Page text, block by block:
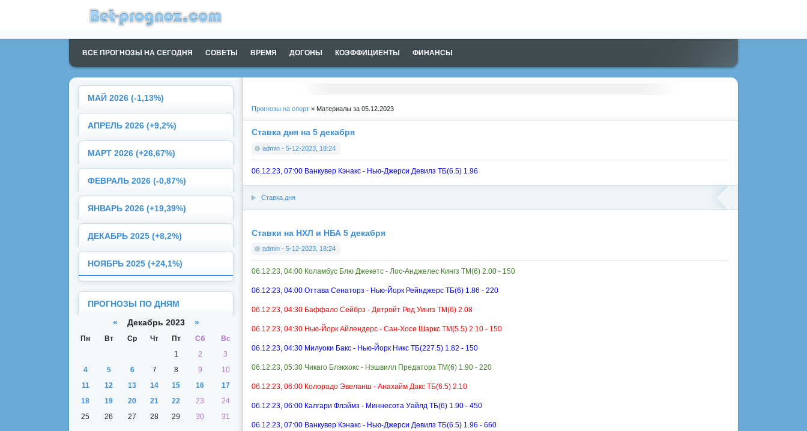
ВСЕ ПРОГНОЗЫ НА СЕГОДНЯ СОВЕТЫ ВРЕМЯ ДОГОНЫ КОЭФФИЦИЕНТЫ ФИНАНСЫ
Прогнозы на спорт » Материалы за 05.12.2023
Ставка дня на 5 декабря
admin - 5-12-2023, 18:24
06.12.23, 07:00 Ванкувер Кэнакс - Нью-Джерси Девилз ТБ(6.5) 1.96
Ставка дня
Ставки на НХЛ и НБА 5 декабря
admin - 5-12-2023, 18:24
06.12.23, 04:00 Коламбус Блю Джекетс - Лос-Анджелес Кингз ТМ(6) 2.00 - 150
06.12.23, 04:00 Оттава Сенаторз - Нью-Йорк Рейнджерс ТБ(6) 1.86 - 220
06.12.23, 04:30 Баффало Сейбрз - Детройт Ред Уингз ТМ(6) 2.08
06.12.23, 04:30 Нью-Йорк Айлендерс - Сан-Хосе Шаркс ТМ(5.5) 2.10 - 150
06.12.23, 04:30 Милуоки Бакс - Нью-Йорк Никс ТБ(227.5) 1.82 - 150
06.12.23, 05:30 Чикаго Блэкхокс - Нэшвилл Предаторз ТМ(6) 1.90 - 220
06.12.23, 06:00 Колорадо Эвеланш - Анахайм Дакс ТБ(6.5) 2.10
06.12.23, 06:00 Калгари Флэймз - Миннесота Уайлд ТБ(6) 1.90 - 450
06.12.23, 07:00 Ванкувер Кэнакс - Нью-Джерси Девилз ТБ(6.5) 1.96 - 660
МАЙ 2026 (-1,13%)
АПРЕЛЬ 2026 (+9,2%)
МАРТ 2026 (+26,67%)
ФЕВРАЛЬ 2026 (-0,87%)
ЯНВАРЬ 2026 (+19,39%)
ДЕКАБРЬ 2025 (+8,2%)
НОЯБРЬ 2025 (+24,1%)
ПРОГНОЗЫ ПО ДНЯМ
« Декабрь 2023 »
Пн Вт Ср Чт Пт Сб
Вс
1
2
3
4
5 6 7 8 9
10
11
12 13 14 15 16
17
18
19 20 21 22 23
24
25
26 27 28 29 30 31